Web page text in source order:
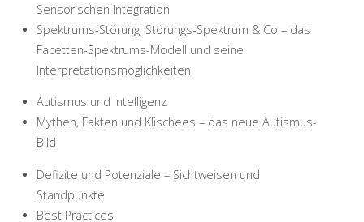
Sensorischen Integration
Spektrums-Störung, Störungs-Spektrum & Co – das
Facetten-Spektrums-Modell und seine
Interpretationsmöglichkeiten
Autismus und Intelligenz
Mythen, Fakten und Klischees – das neue Autismus-
Bild
Defizite und Potenziale – Sichtweisen und
Standpunkte
Best Practices